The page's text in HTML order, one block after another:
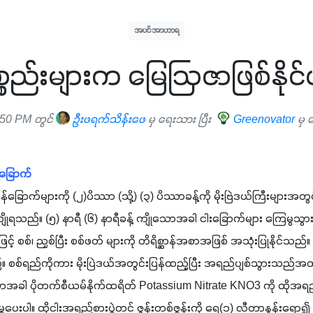
အပင်အာဟာရ
ည်းများက မြေဩဇာဖြစ်နို
PM တွင် ဦးဖရက်သိန်းဖေမှ ရေးသား ပြီး Greenovator မှ
ြောက်
ခြောက်များကို (၂)ပိဿာ (သို့) (၃) ပိဿာခန့်ကို မိုးဗြဲဒယ်ကြီးများအတွင်
ရသည်။ (၅) နာရီ (၆) နာရီခန့် ကျိုသောအခါ ငါးခြောက်များ ကြေမွသွ
င့် စစ်၊ ညှစ်ပြီး စစ်ဖတ် များကို တိရိစ္ဆာန်အစာအဖြစ် အသုံးပြုနိုင်သ
။ စစ်ရည်ကိုကား မိုးပြဲဒယ်အတွင်းပြန်ထည့်ပြီး အရည်ပျစ်သွားသည်အ
ခါ ပိုတက်စီယမ်နိုက်ထရိတ် Potassium Nitrate KNO3 ကို ထိုအရ
ေးပါ။ ထိုငါးအရည်စားပွဲတင် ဇွန်းတစ်ဇွန်းကို ရေ(၁) လီတာနှုန်းရော